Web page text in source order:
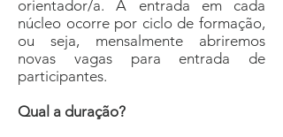
orientador/a. A entrada em cada
núcleo ocorre por ciclo de formação,
ou seja, mensalmente abriremos
novas vagas para entrada de
participantes.
Qual a duração?